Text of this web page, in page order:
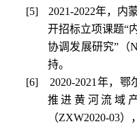
[5]
2021-2022年，内
开招标立项课题“
协调发展研究”（
持。
[6]
2020-2021 年，鄂
推进黄河流域
（ZXW2020-03），